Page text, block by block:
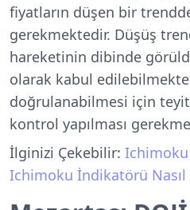
fiyatların düşen bir
gerekmektedir. Düşüş
hareketinin dibinde
olarak kabul
doğrulanabilmesi için
kontrol yapılması
İlginizi Çekebilir:
Ichimoku İndikatörü Nasıl